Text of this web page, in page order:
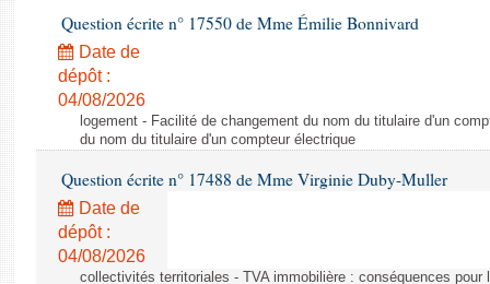
Dossiers législatifs
Budget et sécurité sociale
Questions écrites et orales
Comptes rendus des débats
Question écrite n° 17550 de Mme Émilie Bonnivard
Date de
dépôt :
04/08/2026
logement - Facilité de changement du nom du titulaire d'un
du nom du titulaire d'un compteur électrique
Question écrite n° 17488 de Mme Virginie Duby-Muller
Date de
dépôt :
04/08/2026
collectivités territoriales - TVA immobilière : conséquences